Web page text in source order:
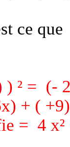
ce que
² = (-
+ ( +9)
= 4 x²